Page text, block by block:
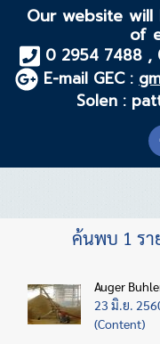
Our website
of
0 2954 7488 ,
E-mail GEC :
Solen :
ค้นพบ 1 รา
Auger
23 มิ.ย.
(Content)